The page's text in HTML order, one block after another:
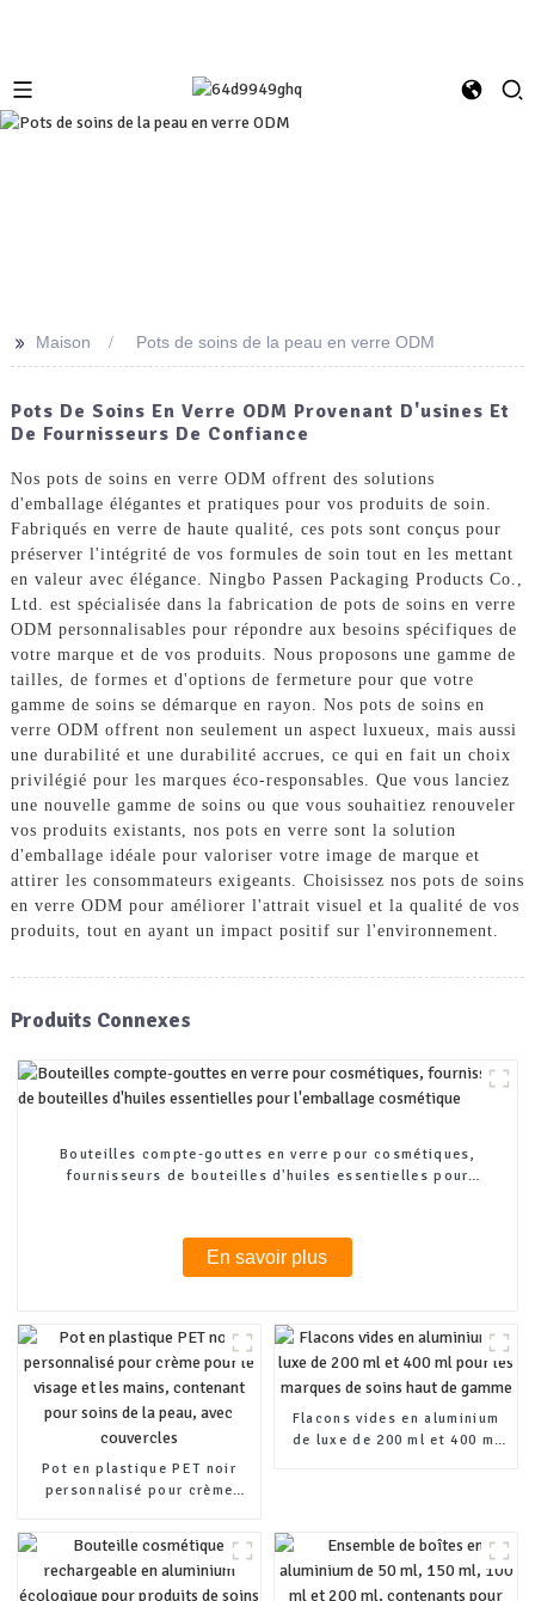
>> Maison Pots de soins de la peau en verre ODM
Pots De Soins En Verre ODM Provenant D'usines Et
De Fournisseurs De Confiance
Nos pots de soins en verre ODM offrent des solutions
d'emballage élégantes et pratiques pour vos produits de soin.
Fabriqués en verre de haute qualité, ces pots sont conçus pour
préserver l'intégrité de vos formules de soin tout en les mettant
en valeur avec élégance. Ningbo Passen Packaging Products Co.,
Ltd. est spécialisée dans la fabrication de pots de soins en verre
ODM personnalisables pour répondre aux besoins spécifiques de
votre marque et de vos produits. Nous proposons une gamme de
tailles, de formes et d'options de fermeture pour que votre
gamme de soins se démarque en rayon. Nos pots de soins en
verre ODM offrent non seulement un aspect luxueux, mais aussi
une durabilité et une durabilité accrues, ce qui en fait un choix
privilégié pour les marques éco-responsables. Que vous lanciez
une nouvelle gamme de soins ou que vous souhaitiez renouveler
vos produits existants, nos pots en verre sont la solution
d'emballage idéale pour valoriser votre image de marque et
attirer les consommateurs exigeants. Choisissez nos pots de soins
en verre ODM pour améliorer l'attrait visuel et la qualité de vos
produits, tout en ayant un impact positif sur l'environnement.
Produits Connexes
Bouteilles compte-gouttes en verre pour cosmétiques,
fournisseurs de bouteilles d'huiles essentielles pour
En savoir plus
Pot en plastique PET noir
personnalisé pour crème
contenant pour soins de la
peau, avec couvercles
Flacons vides en aluminium
de luxe de 200 ml et 400 ml